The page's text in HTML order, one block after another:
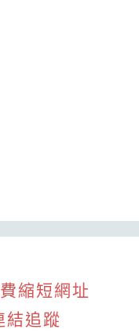
縮短網址
結追蹤